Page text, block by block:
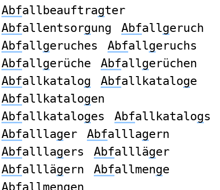
Abfallbeauftragter
Abfallentsorgung Abfallgeruch
Abfallgeruches Abfallgeruchs
Abfallgerüche Abfallgerüchen
Abfallkatalog Abfallkataloge
Abfallkatalogen
Abfallkataloges Abfallkatalogs
Abfalllager Abfalllagern
Abfalllagers Abfallläger
Abfalllägern Abfallmenge
Abfallmengen